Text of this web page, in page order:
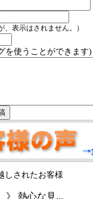
表示はされません。）
を使うことができます)